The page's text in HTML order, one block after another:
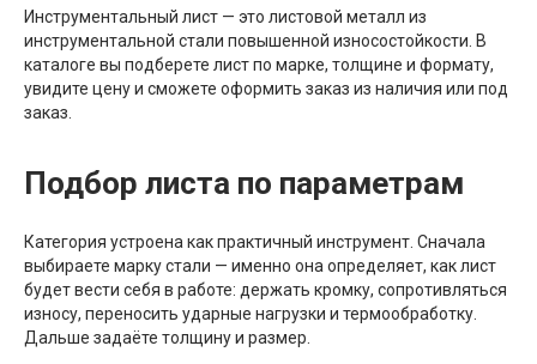
Инструментальный лист — это листовой металл из
инструментальной стали повышенной износостойкости. В
каталоге вы подберете лист по марке, толщине и формату,
увидите цену и сможете оформить заказ из наличия или под
заказ.
Подбор листа по параметрам
Категория устроена как практичный инструмент. Сначала
выбираете марку стали — именно она определяет, как лист
будет вести себя в работе: держать кромку, сопротивляться
износу, переносить ударные нагрузки и термообработку.
Дальше задаёте толщину и размер.